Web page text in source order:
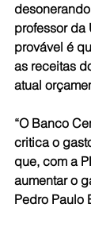
professor da
provável é
as receitas
atual
“O Banco
critica o
que, com a
aumentar o
Pedro Paulo